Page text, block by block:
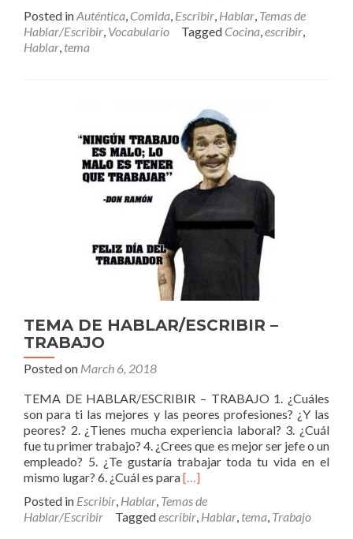
about
TEMA
Posted inAuténtica, Comida, Escribir, Hablar, Temas de
Hablar/Escribir, Vocabulario Tagged Cocina,escribir,
Hablar, tema
TEMA DE HABLAR/ESCRIBIR –
TRABAJO
Posted on March 6, 2018
TEMA DE HABLAR/ESCRIBIR – TRABAJO 1. ¿Cuáles
son para ti las mejores y las peores profesiones? ¿Y las
peores? 2. ¿Tienes mucha experiencia laboral? 3. ¿Cuál
fue tu primer trabajo? 4. ¿Crees que es mejor ser jefe o un
empleado? 5. ¿Te gustaría trabajar toda tu vida en el
mismo lugar? 6. ¿Cuál es paraRead
about
TEMA
[…]
Posted in Escribir, Hablar, Temas de
Hablar/Escribir
Taggedescribir, Hablar, tema, Trabajo